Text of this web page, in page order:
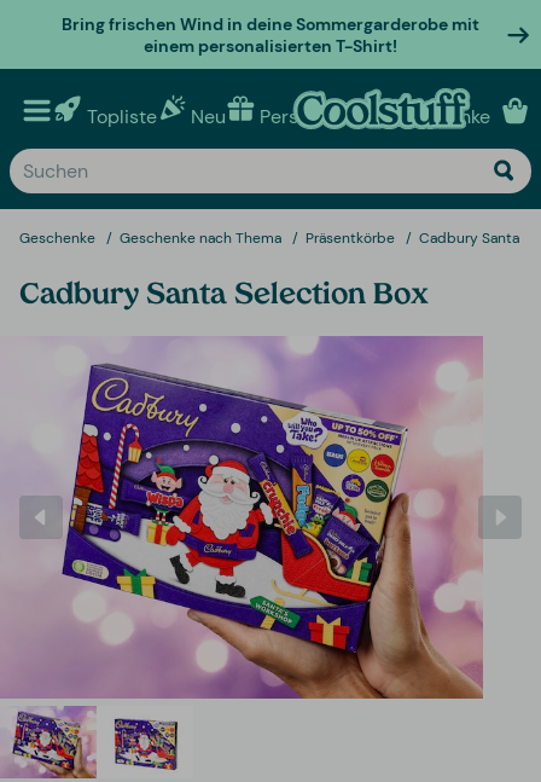
Bring frischen Wind in deine Sommergarderobe mit
einem personalisierten T-Shirt!
Topliste Neu Personalisierte geschenke
Geschenke Geschenke nach Thema Präsentkörbe Cadbury Santa
Cadbury Santa Selection Box